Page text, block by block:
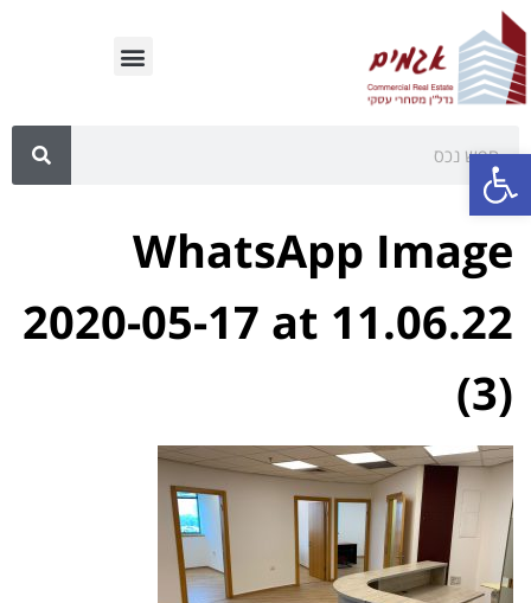
WhatsApp Image
2020-05-17 at 11.06.22
(3)
פתח סרגל נגישות